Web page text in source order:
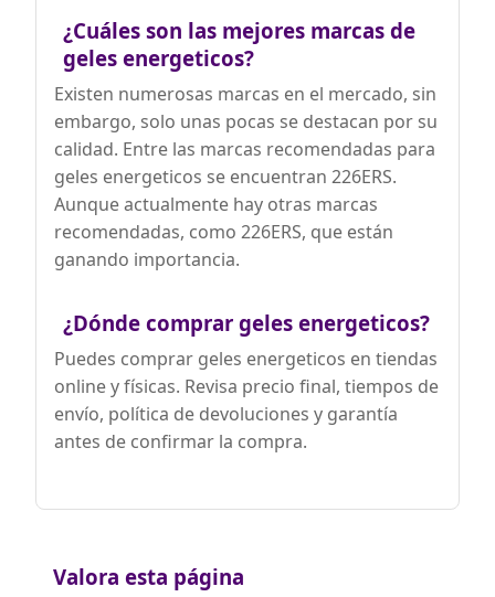
¿Cuáles son las mejores marcas de
geles energeticos?
Existen numerosas marcas en el mercado, sin
embargo, solo unas pocas se destacan por su
calidad. Entre las marcas recomendadas para
geles energeticos se encuentran 226ERS.
Aunque actualmente hay otras marcas
recomendadas, como 226ERS, que están
ganando importancia.
¿Dónde comprar geles energeticos?
Puedes comprar geles energeticos en tiendas
online y físicas. Revisa precio final, tiempos de
envío, política de devoluciones y garantía
antes de confirmar la compra.
Valora esta página